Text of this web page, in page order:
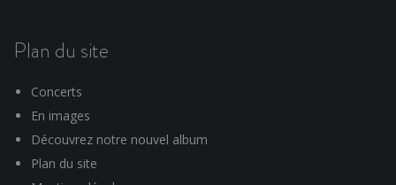
Plan du site
Concerts
En images
Découvrez notre nouvel album
Plan du site